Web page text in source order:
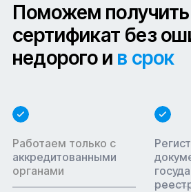
Поможем получить
сертификат без
недорого и в срок
Работаем только с
аккредитованными
органами